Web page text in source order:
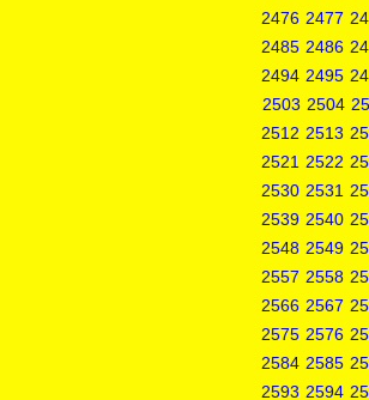
2476 2477
2485 2486
2494 2495
2503 2504
2512 2513
2521 2522
2530 2531
2539 2540
2548 2549
2557 2558
2566 2567
2575 2576
2584 2585
2593 2594